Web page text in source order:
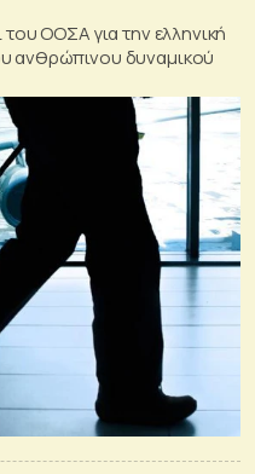
ΟΟΣΑ για την ελληνική
ανθρώπινου δυναμικού